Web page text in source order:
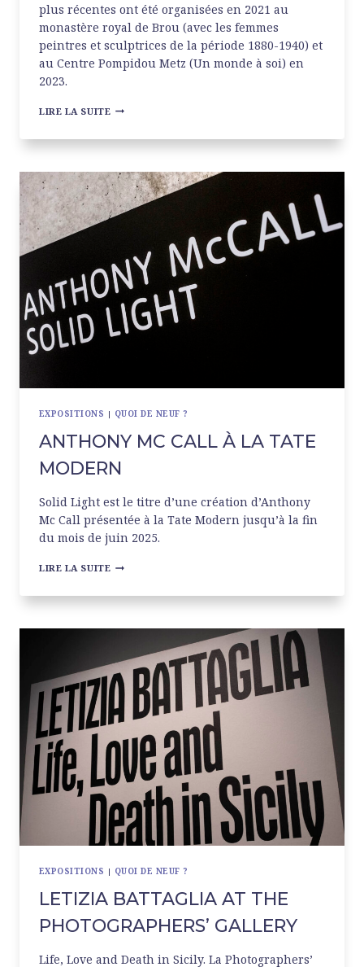
plus récentes ont été organisées en 2021 au
monastère royal de Brou (avec les femmes
peintres et sculptrices de la période 1880-1940) et
au Centre Pompidou Metz (Un monde à soi) en
2023.
LIRE LA SUITE SUZANNE
EXPOSITIONS | QUOI DE NEUF ?
ANTHONY MC CALL À LA TATE
MODERN
Solid Light est le titre d’une création d’Anthony
Mc Call présentée à la Tate Modern jusqu’à la fin
du mois de juin 2025.
LIRE LA SUITE ANTHONY
CALL
EXPOSITIONS | QUOI DE NEUF ?
LETIZIA BATTAGLIA AT THE
PHOTOGRAPHERS’ GALLERY
Life, Love and Death in Sicily. La Photographers’